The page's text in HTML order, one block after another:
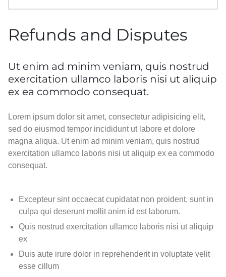
Refunds and Disputes
Ut enim ad minim veniam, quis nostrud
exercitation ullamco laboris nisi ut aliquip
ex ea commodo consequat.
Lorem ipsum dolor sit amet, consectetur adipisicing elit,
sed do eiusmod tempor incididunt ut labore et dolore
magna aliqua. Ut enim ad minim veniam, quis nostrud
exercitation ullamco laboris nisi ut aliquip ex ea commodo
consequat.
Excepteur sint occaecat cupidatat non proident, sunt in
culpa qui deserunt mollit anim id est laborum.
Quis nostrud exercitation ullamco laboris nisi ut aliquip
ex
Duis aute irure dolor in reprehenderit in voluptate velit
esse cillum